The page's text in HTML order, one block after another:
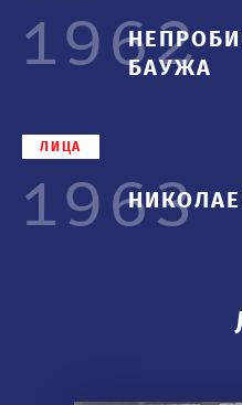
1962
БАУЖА
ЛИЦА
1963